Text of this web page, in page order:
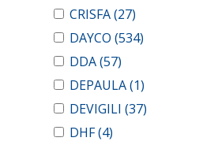
CRISFA(27)
DAYCO (534)
DDA(57)
DEPAULA(1)
DEVIGILI (37)
DHF(4)